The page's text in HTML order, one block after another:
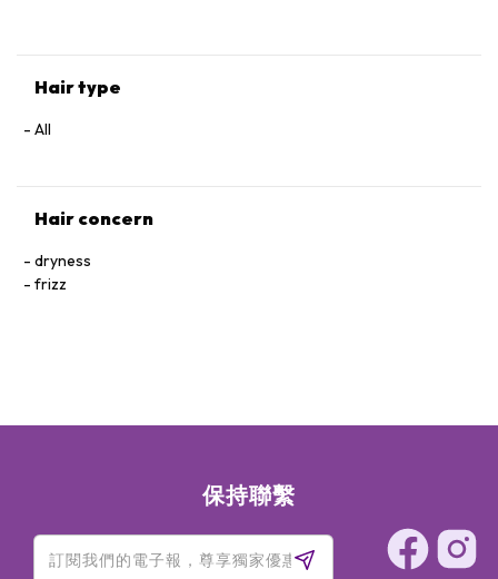
Panthenol, Polysorbate 60, Limonene, Isododecane,
Amodimethicone, Caprylyl Glycol, Citric Acid, Trisodium
Hair type
All
Hair concern
dryness
frizz
保持聯繫